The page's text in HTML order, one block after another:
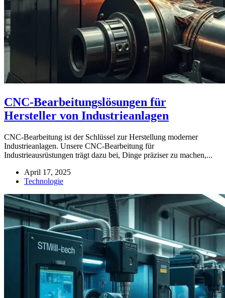
CNC-Bearbeitungslösungen für
Hersteller von Industrieanlagen
CNC-Bearbeitung ist der Schlüssel zur Herstellung moderner
Industrieanlagen. Unsere CNC-Bearbeitung für
Industrieausrüstungen trägt dazu bei, Dinge präziser zu machen,...
April 17, 2025
Technologie